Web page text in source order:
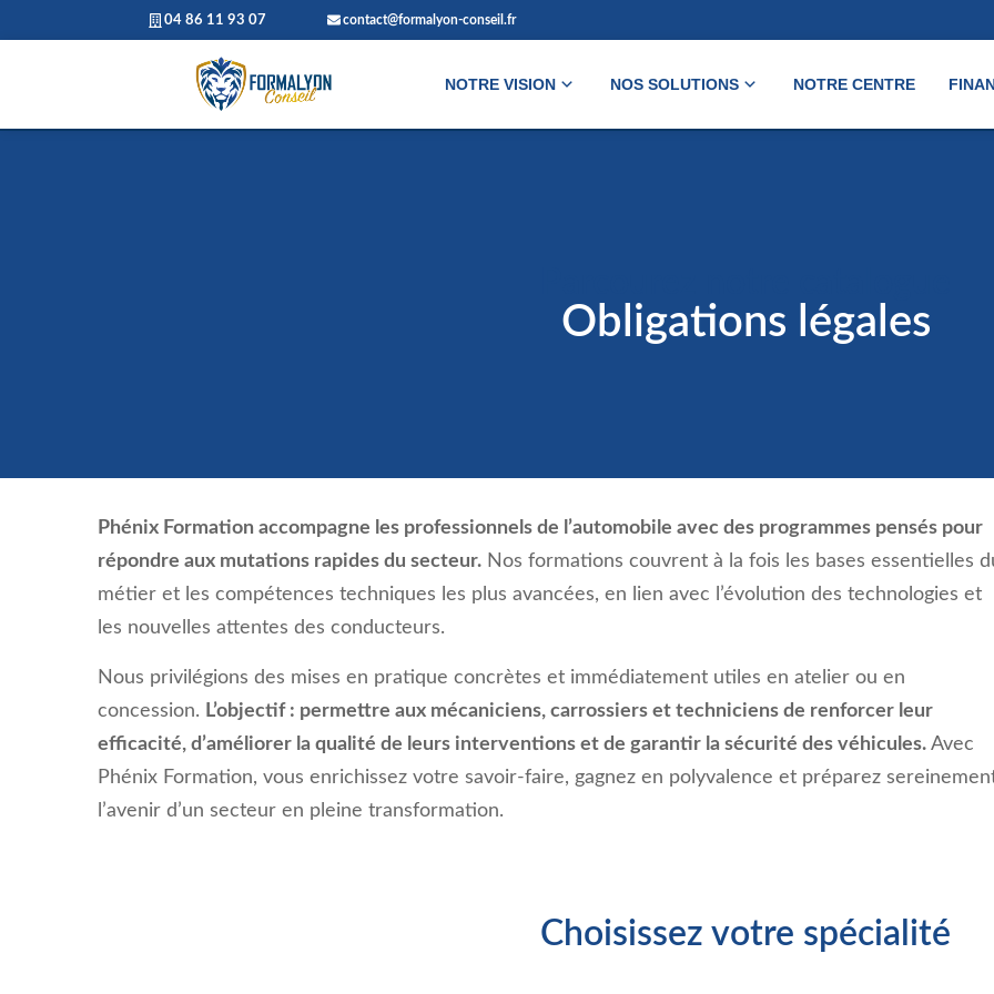
04 86 11 93 07 contact@formalyon-conseil.fr
NOTRE VISION NOS SOLUTIONS NOTRE CENTRE
Obligations légales
Phénix Formation accompagne les professionnels de l’automobile avec des programmes pensés pour
répondre aux mutations rapides du secteur.Nos formations couvrent à la fois les bases essentielles
métier et les compétences techniques les plus avancées, en lien avec l’évolution des technologies et
les nouvelles attentes des conducteurs.
Nous privilégions des mises en pratique concrètes et immédiatement utiles en atelier ou en
concession. L’objectif : permettre aux mécaniciens, carrossiers et techniciens de renforcer leur
efficacité, d’améliorer la qualité de leurs interventions et de garantir la sécurité des véhicules.Avec
Phénix Formation, vous enrichissez votre savoir-faire, gagnez en polyvalence et préparez
l’avenir d’un secteur en pleine transformation.
Choisissez votre spécialité